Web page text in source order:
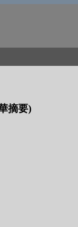
摘要)